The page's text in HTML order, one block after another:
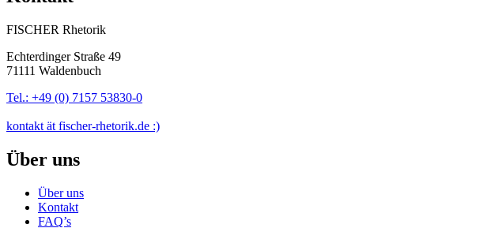
FISCHER Rhetorik
Echterdinger Straße 49
71111 Waldenbuch
Tel.: +49 (0) 7157 53830-0
kontakt ät fischer-rhetorik.de :)
Über uns
Über uns
Kontakt
FAQ’s